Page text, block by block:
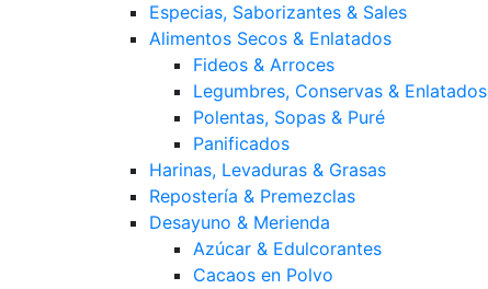
Especias, Saborizantes & Sales
Alimentos Secos & Enlatados
Fideos & Arroces
Legumbres, Conservas & Enlatados
Polentas, Sopas & Puré
Panificados
Harinas, Levaduras & Grasas
Repostería & Premezclas
Desayuno & Merienda
Azúcar & Edulcorantes
Cacaos en Polvo